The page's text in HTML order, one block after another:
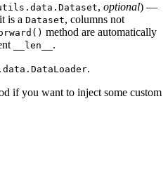
, optional) —
is a Dataset, columns not
method are automatically
__len__ .
.
if you want to inject some custom